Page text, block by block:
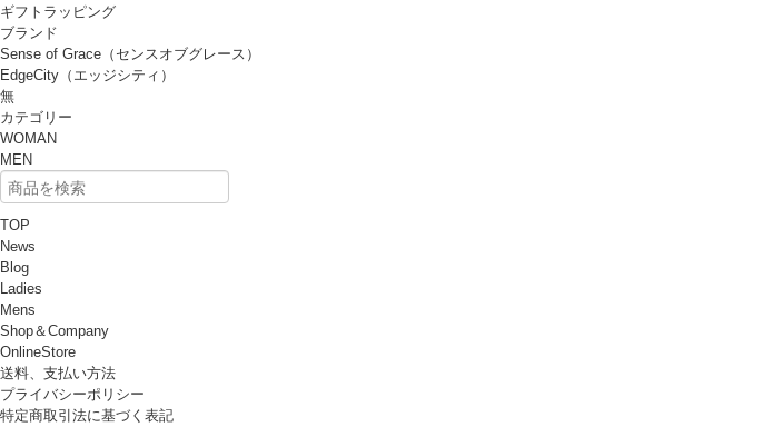
ギフトラッピング
ブランド
Sense of Grace（センスオブグレース）
EdgeCity（エッジシティ）
無
カテゴリー
WOMAN
MEN
TOP
News
Blog
Ladies
Mens
Shop＆Company
OnlineStore
送料、支払い方法
プライバシーポリシー
特定商取引法に基づく表記